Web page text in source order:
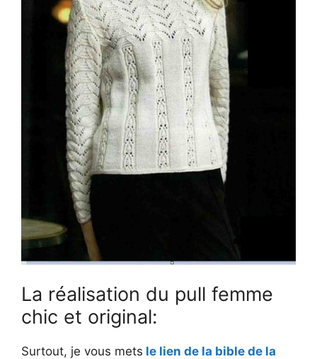
La réalisation du pull femme
chic et original:
Surtout, je vous mets le lien de la bible de la